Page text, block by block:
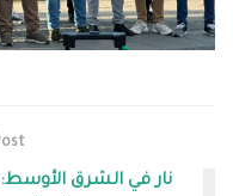
نار في الشرق